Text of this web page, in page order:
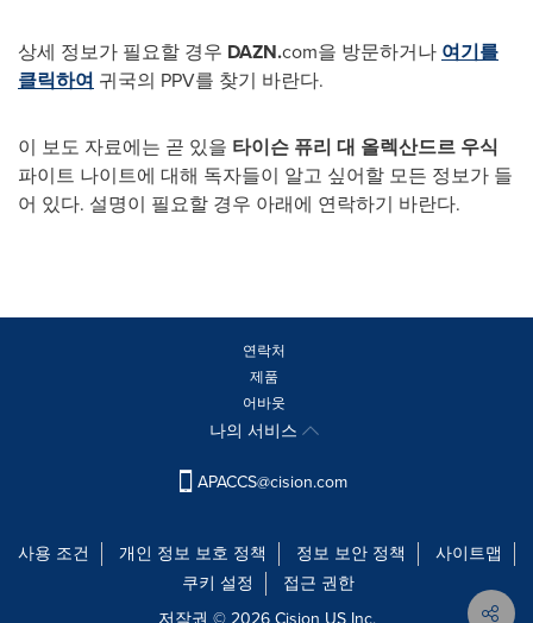
상세 정보가 필요할 경우 DAZN.com을 방문하거나 여기를
클릭하여 귀국의 PPV를 찾기 바란다.
이 보도 자료에는 곧 있을 타이슨 퓨리 대 올렉산드르 우식
파이트 나이트에 대해 독자들이 알고 싶어할 모든 정보가 들
어 있다. 설명이 필요할 경우 아래에 연락하기 바란다.
연락처
제품
어바웃
나의 서비스
APACCS@cision.com
사용 조건 개인 정보 보호 정책 정보 보안 정책
사이트맵
쿠키 설정
접근 권한